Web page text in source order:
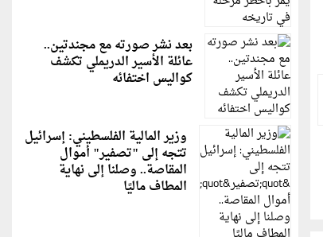
بعد نشر صورته مع مجندتين..
عائلة الأسير الدريملي تكشف
كواليس اختفائه
وزير المالية الفلسطيني: إسرائيل
تتجه إلى "تصفير" أموال
المقاصة.. وصلنا إلى نهاية
المطاف ماليًا